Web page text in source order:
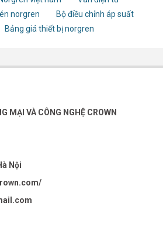
norgren
Bộ điều chỉnh áp suất
Bảng giá thiết bị norgren
MẠI VÀ CÔNG NGHỆ CROWN
Nội